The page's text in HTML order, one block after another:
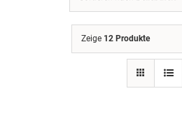
Zeige 12 Produkte